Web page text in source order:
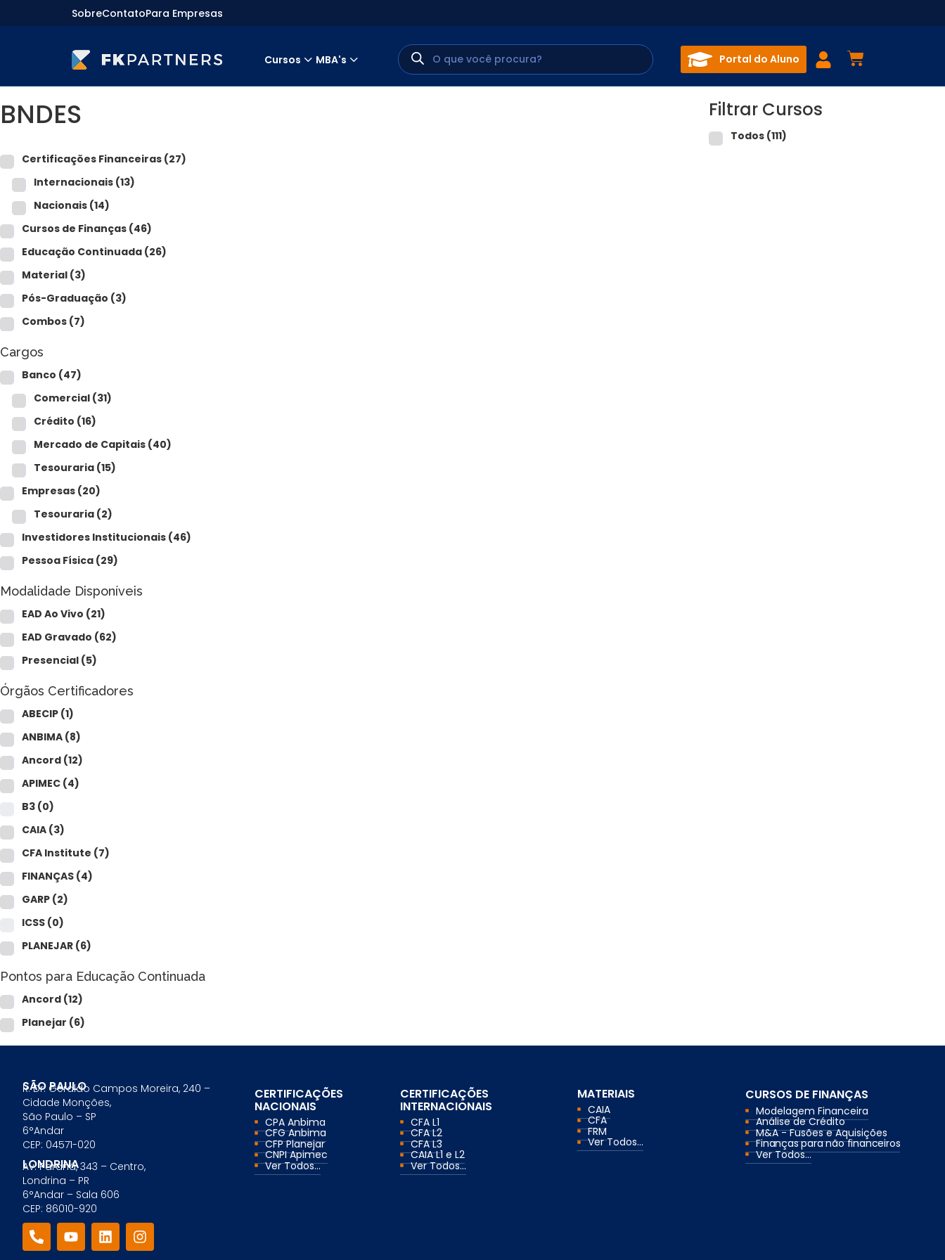
SobreContatoPara Empresas
Cursos MBA's Portal do Aluno
Preparatórios Nacionais
Internacionais
Navegação
Sobre nós
Para empresas
CFP®
CPA
CGE
CGA
CNPI
C-Pro I
C-Pro R
CFA®
CAIA®
FRM®
Ver todos
Modelagem Financeira Aplicada
Curso Avan. de Análise de Crédito
M&A – Fusões e Aquisições
Ver todos (+50 cursos)
Crédito Bancário
Comercial Bancário
Tesouraria Bancária
Ver todos
BNDES Filtrar Cursos
Todos (111)
Certificações Financeiras (27)
Internacionais (13)
Nacionais (14)
Cursos de Finanças (46)
Educação Continuada (26)
Material (3)
Pós-Graduação (3)
Combos (7)
Cargos
Banco (47)
Comercial (31)
Crédito (16)
Mercado de Capitais (40)
Tesouraria (15)
Empresas (20)
Tesouraria (2)
Investidores Institucionais (46)
Pessoa Física (29)
Modalidade Disponíveis
EAD Ao Vivo (21)
EAD Gravado (62)
Presencial (5)
Órgãos Certificadores
ABECIP (1)
ANBIMA (8)
Ancord (12)
APIMEC (4)
B3 (0)
CAIA (3)
CFA Institute (7)
FINANÇAS (4)
GARP (2)
ICSS (0)
PLANEJAR (6)
Pontos para Educação Continuada
Ancord (12)
Planejar (6)
SÃO PAULO
R. Dr. Geraldo Campos Moreira, 240 –
Cidade Monções,
São Paulo – SP
6°Andar
CEP: 04571-020
LONDRINA
Av. Paraná, 343 – Centro,
Londrina – PR
6°Andar – Sala 606
CEP: 86010-920
CERTIFICAÇÕES
NACIONAIS
CPA Anbima
CFG Anbima
CFP Planejar
CNPI Apimec
Ver Todos...
CERTIFICAÇÕES
INTERNACIONAIS
CFA L1
CFA L2
CFA L3
CAIA L1 e L2
Ver Todos...
MATERIAIS
CAIA
CFA
FRM
Ver Todos...
CURSOS DE FINANÇAS
Modelagem Financeira
Análise de Crédito
M&A - Fusões e Aquisições
Finanças para não financeiros
Ver Todos...